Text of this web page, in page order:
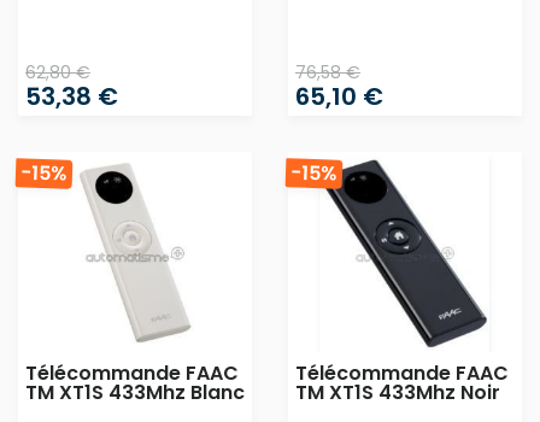
62,80 €
53,38 €
76,58 €
65,10 €
Télécommande FAAC
TM XT1S 433Mhz Blanc
-15%
Télécommande FAAC
TM XT1S 433Mhz Noir
-15%